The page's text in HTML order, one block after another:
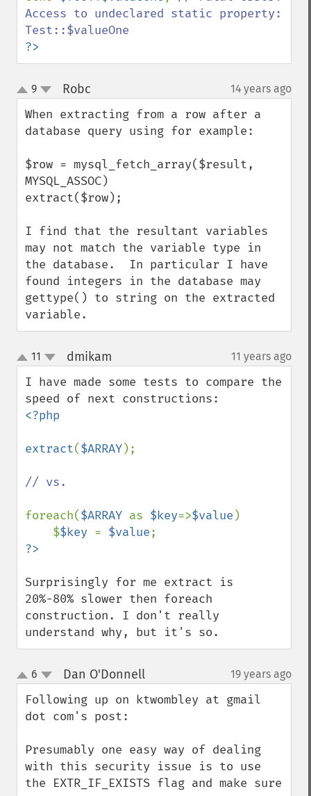
Access to undeclared static property:
?>
up
down
9 Robc 14 years ago
When extracting from a row after a
database query using for example:
$row = mysql_fetch_array($result,
MYSQL_ASSOC)
extract($row);
I find that the resultant variables
may not match the variable type in
the database.  In particular I have
found integers in the database may
gettype() to string on the extracted
variable.
up
down
11 dmikam 11 years ago
I have made some tests to compare the
<?php
extract($ARRAY);
// vs.
foreach($ARRAY as $key=>$value )
    $
$key = $value
Surprisingly for me extract is
20%-80% slower then foreach
construction. I don't really
understand why, but it's so.
up
down
6 Dan O'Donnell¶ 19 years ago
Following up on ktwombley at gmail
dot com's post:
Presumably one easy way of dealing
with this security issue is to use
the EXTR_IF_EXISTS flag and make sure